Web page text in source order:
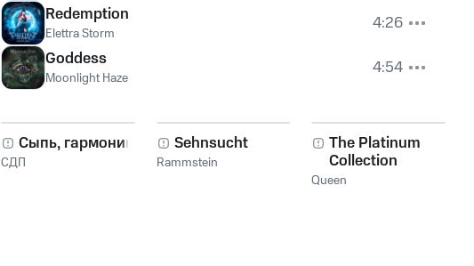
Redemption
Elettra Storm
4:26
Goddess
Moonlight Haze 4:54
Сыпь, гармоника!
СДП
Sehnsucht
Rammstein
The Platinum
Collection
Queen